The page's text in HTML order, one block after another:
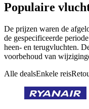
Populaire
De prijzen waren de
de gespecificeerde
heen- en terugvluchten.
voorbehoud van
Alle dealsEnkele reis